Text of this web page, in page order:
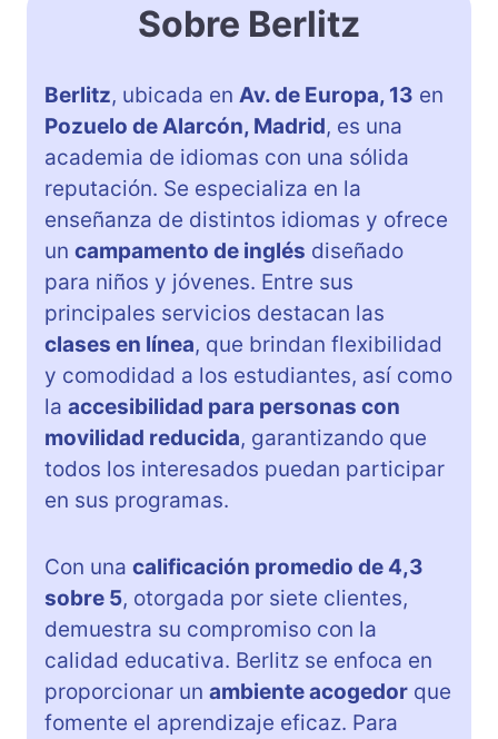
Sobre Berlitz
Berlitz, ubicada en Av. de Europa, 13 en
Pozuelo de Alarcón, Madrid, es una
academia de idiomas con una sólida
reputación. Se especializa en la
enseñanza de distintos idiomas y ofrece
un campamento de inglés diseñado
para niños y jóvenes. Entre sus
principales servicios destacan las
clases en línea, que brindan flexibilidad
y comodidad a los estudiantes, así como
la accesibilidad para personas con
movilidad reducida, garantizando que
todos los interesados puedan participar
en sus programas.
Con una calificación promedio de 4,3
sobre 5, otorgada por siete clientes,
demuestra su compromiso con la
calidad educativa. Berlitz se enfoca en
proporcionar un ambiente acogedor que
fomente el aprendizaje eficaz. Para